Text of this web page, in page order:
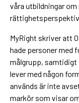
våra utbildningar
rättighetsperspektiv.
MyRight skriver att
hade personer med
målgrupp,
lever med någon
används är inte
markör som visar